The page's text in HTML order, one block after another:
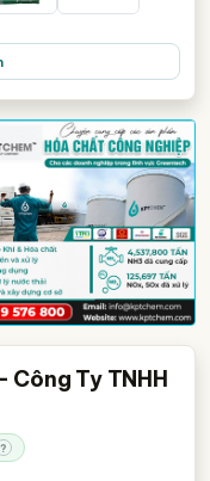
Công Ty TNHH
?